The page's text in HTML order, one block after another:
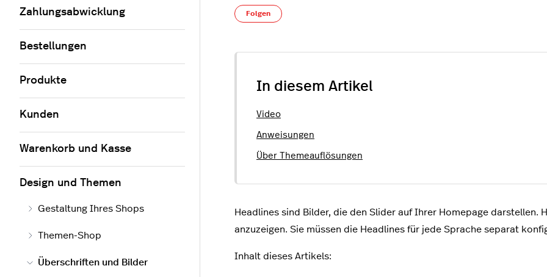
Folgen
In diesem Artikel
Video
Anweisungen
Über Themeauflösungen
Headlines sind Bilder, die den Slider auf Ihrer Homepage
anzuzeigen. Sie müssen die Headlines für jede Sprache separat
Inhalt dieses Artikels:
Zahlungsabwicklung
Bestellungen
Produkte
Kunden
Warenkorb und Kasse
Design und Themen
Gestaltung Ihres Shops
Themen-Shop
Überschriften und Bilder